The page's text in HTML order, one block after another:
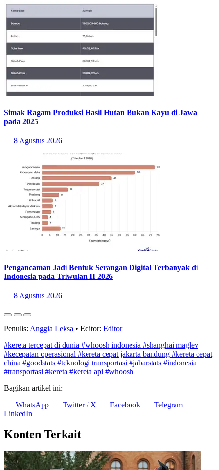
Simak Ragam Produksi Hasil Hutan Bukan Kayu di Jawa
pada 2025
8 Agustus 2026
Pengancaman Jadi Bentuk Serangan Digital Terbanyak di
Indonesia pada Triwulan II 2026
8 Agustus 2026
Penulis: Anggia Leksa • Editor: Editor
#kereta tercepat di dunia #whoosh indonesia #shanghai maglev
#kecepatan operasional #kereta cepat jakarta bandung #kereta cepat
china #goodstats #teknologi transportasi #jabarstats #indonesia
#transportasi #kereta #kereta api #whoosh
Bagikan artikel ini:
WhatsApp
Twitter / X Facebook
Telegram
LinkedIn
Konten Terkait